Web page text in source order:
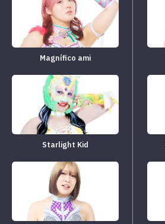
Magnífico ami
Starlight Kid